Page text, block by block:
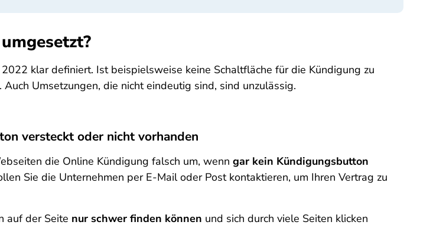
klar definiert. Ist beispielsweise keine Schaltfläche für die Kündigung zu
Umsetzungen, die nicht eindeutig sind, sind unzulässig.
versteckt oder nicht vorhanden
die Online Kündigung falsch um, wenngar kein Kündigungsbutton
Sie die Unternehmen per E-Mail oder Post kontaktieren, um Ihren Vertrag zu
auf der Seite nur schwer finden können und sich durch viele Seiten klicken